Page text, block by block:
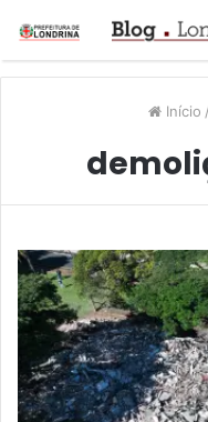
Início /